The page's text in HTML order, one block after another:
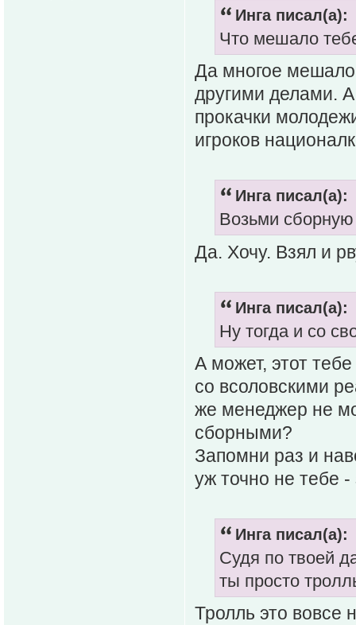
Инга писал(а):
Что мешало
Да многое
другими делами.
прокачки
игроков
Инга писал(а):
Возьми
Да. Хочу. Взял и
Инга писал(а):
Ну тогда и со
А может, этот
со всоловскими
же менеджер не
сборными?
Запомни раз и
уж точно не тебе -
Инга писал(а):
Судя по твоей
ты просто
Тролль это вовсе